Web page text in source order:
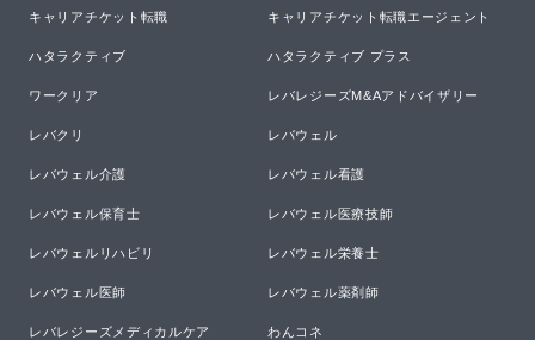
キャリアチケット転職 キャリアチケット転職エージェント
ハタラクティブ ハタラクティブ プラス
ワークリア レバレジーズM&Aアドバイザリー
レバクリ レバウェル
レバウェル介護 レバウェル看護
レバウェル保育士 レバウェル医療技師
レバウェルリハビリ レバウェル栄養士
レバウェル医師 レバウェル薬剤師
レバレジーズメディカルケア わんコネ